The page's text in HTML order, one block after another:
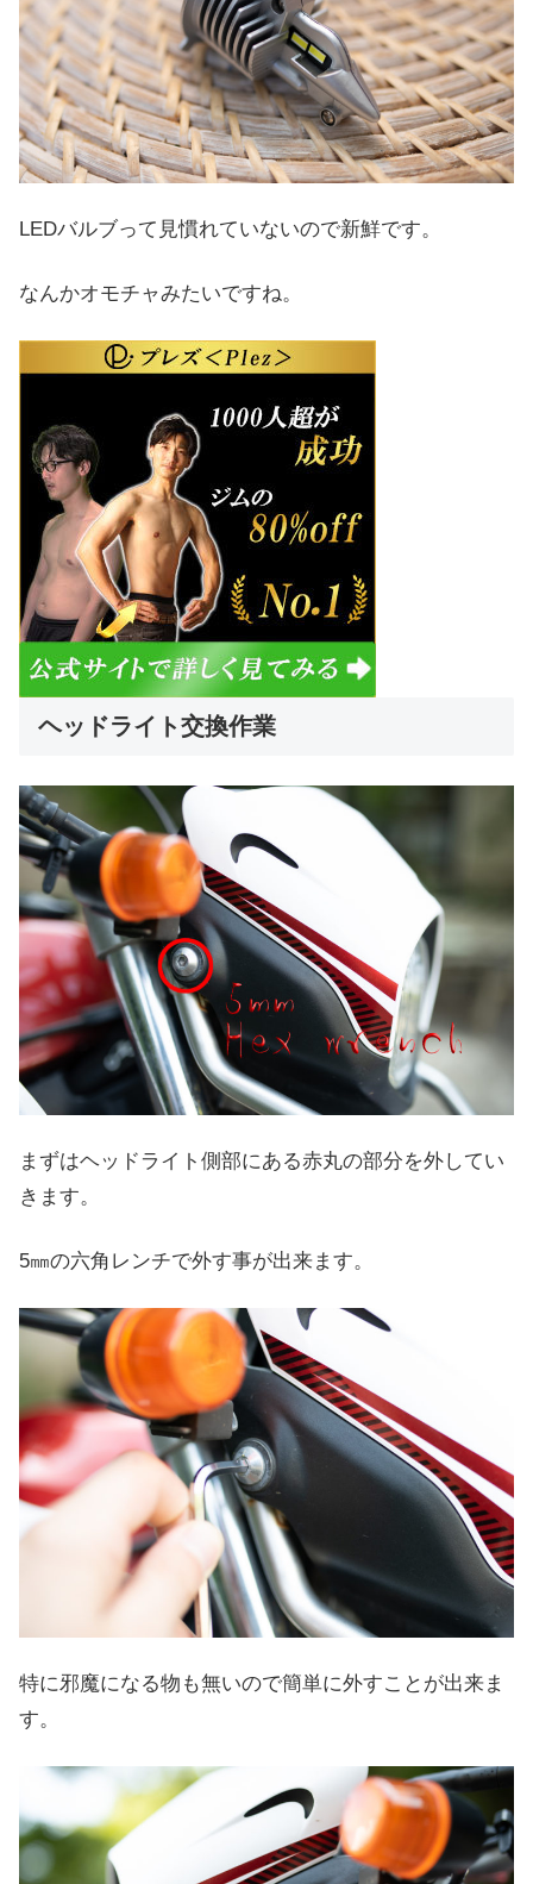
LEDバルブって見慣れていないので新鮮です。
なんかオモチャみたいですね。
ヘッドライト交換作業
まずはヘッドライト側部にある赤丸の部分を外してい
きます。
5㎜の六角レンチで外す事が出来ます。
特に邪魔になる物も無いので簡単に外すことが出来ま
す。